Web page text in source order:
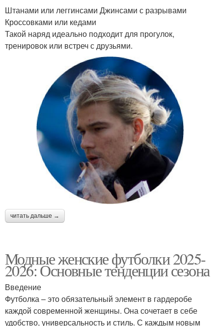
Штанами или леггинсами Джинсами с разрывами
Кроссовками или кедами
Такой наряд идеально подходит для прогулок,
тренировок или встреч с друзьями.
читать дальше →
Модные женские футболки 2025-
2026: Основные тенденции сезона
Введение
Футболка – это обязательный элемент в гардеробе
каждой современной женщины. Она сочетает в себе
удобство, универсальность и стиль. С каждым новым